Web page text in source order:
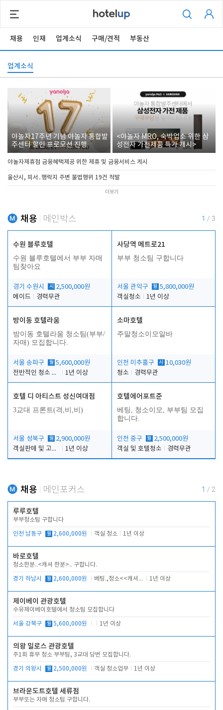
채용 인재 업계소식 구매/견적 부동산
업계소식
야놀자17주년 기념 야놀자 통합발
주센터 할인 프로모션 진행
<야놀자 MRO, 숙박업소 위한 삼
성전자 가전제품 특가 개시>
야놀자제휴점 금융혜택제공 위한 제휴 및 금융서비스 게시
울산시, 피서․행락지 주변 불법행위 19건 적발
더보기
채용 메인박스 1 / 3
수원 블루호텔
수원 블루호텔에서 부부 자매
팀찾아요
경기 수원시 시
2,500,000원
메이드
경력무관
사당역 메트로21
부부 청소팀 구합니다
서울 관악구 월 5,800,000원
객실청소
1년 이상
방이동 호텔라움
방이동 호텔라움 청소팀(부부/
자매) 모집합니다.
서울 송파구 월 5,600,000원
전반적인 청소 업무(객실청소.객실정리)
1년 이상
소마호텔
주말청소이모알바
인천 미추홀구 시
10,030원
청소
경력무관
호텔 디 아티스트 성신여대점
3교대 프론트(격,비,비)
서울 성북구 월 2,900,000원
객실판매 및 고객응대
1년 이상
호텔에어포트준
베팅, 청소이모, 부부팀 모집
합니다.
인천 중구 월 2,500,000원
객실 및 호텔청소
경력무관
채용 메인포커스 1 / 2
루루호텔
부부청소팀 구합니다
인천 남동구 월 2,600,000원 객실 청소 1년 이상
바로호텔
청소한분..<캐셔 한분>.. 구합니다.
경기 하남시 월 2,600,000원 베팅.,청소<<캐셔 모셔봅니다. 1년 이상
제이베이 관광호텔
수유제이베이호텔에서 청소팀 모집합니다
서울 강북구 월 5,600,000원 1년 이상
의왕 밀로스 관광호텔
주1회 휴무 청소 부부팀, 3교대 당번 모집합니다.
경기 의왕시 월 2,500,000원 객실 청소업무 1년 이상
브라운도트호텔 세류점
부부또는 자매 청소팀 구합니다.